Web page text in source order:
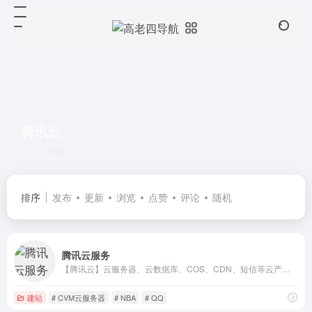
排序 发布 更新 浏览 点赞 评论 随机
腾讯云服务
建站 # CVM云服务器 # NBA # QQ